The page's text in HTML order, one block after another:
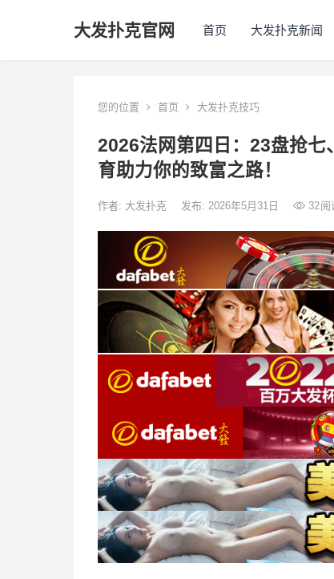
大发扑克官网 首页 大发扑克新闻
您的位置 首页 大发扑克技巧
2026法网第四日：23盘抢
育助力你的致富之路！
作者: 大发扑克 发布: 2026年5月31日 32阅